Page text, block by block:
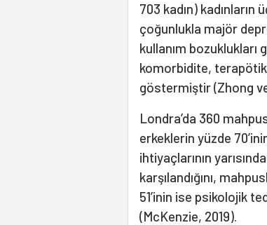
703 kadın) kadınların
çoğunlukla majör
kullanım
komorbidite, terapötik
göstermiştir (Zhong
Londra’da 360
erkeklerin yüzde
ihtiyaçlarının
karşılandığını,
51’inin ise psikolojik
(McKenzie, 2019).